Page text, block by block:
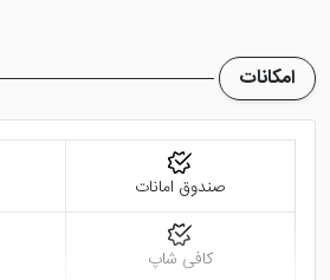
امکانات
صندوق امانات
کافی شاپ